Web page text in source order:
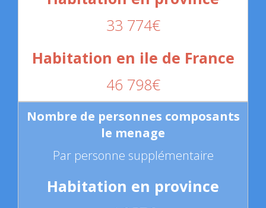
33 774€
46 798€
Par personne supplémentaire